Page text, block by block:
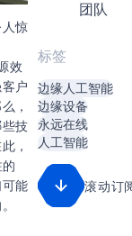
伙伴关系的成功亮点
选择 Ambiq
是边缘 AI？
视频资料库
购买地点
常见问题
惊
效
户
，
技
，
能
团队
标签
边缘人工智能
边缘设备
永远在线
人工智能
滚动订